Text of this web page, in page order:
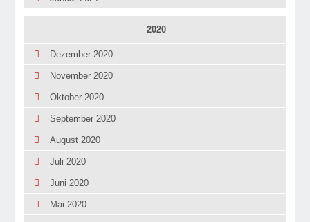
2020
Dezember 2020
November 2020
Oktober 2020
September 2020
August 2020
Juli 2020
Juni 2020
Mai 2020